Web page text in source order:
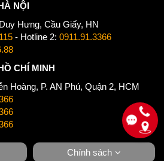
NỘI
Hưng, Cầu Giấy, HN
- Hotline 2: 0911.91.3366
CHÍ MINH
Hoàng, P. AN Phú, Quận 2, HCM
Chính sách